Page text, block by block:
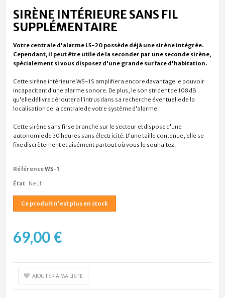
SIRÈNE INTÉRIEURE SANS FIL
SUPPLÉMENTAIRE
Votre centrale d'alarme LS-20 possède déjà une sirène intégrée.
Cependant, il peut être utile de la seconder par une seconde sirène,
spécialement si vous disposez d'une grande surface d'habitation.
Cette sirène intérieure WS-1S amplifiera encore davantage le pouvoir
incapacitant d'une alarme sonore. De plus, le son strident de 108 dB
qu'elle délivre déroutera l'intrus dans sa recherche éventuelle de la
localisation de la centrale de votre système d'alarme.
Cette sirène sans fil se branche sur le secteur et dispose d'une
autonomie de 30 heures sans électricité. D'une taille contenue, elle se
fixe discrètement et aisément partout où vous le souhaitez.
RéférenceWS-1
État Neuf
Ce produit n'est plus en stock
69,00 €
AJOUTER À MA LISTE